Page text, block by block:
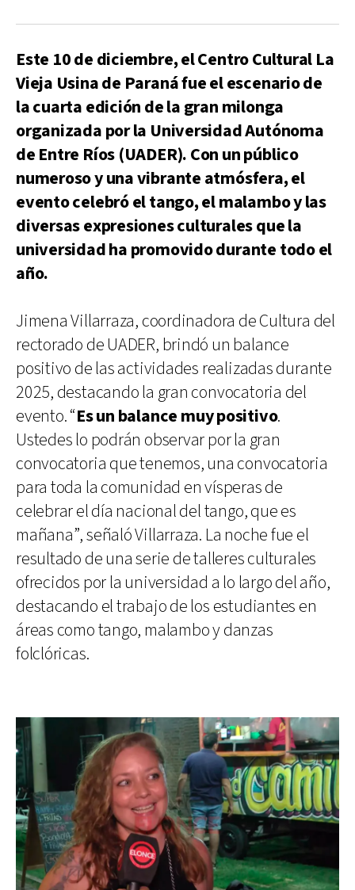
Este 10 de diciembre, el Centro Cultural La
Vieja Usina de Paraná fue el escenario de
la cuarta edición de la gran milonga
organizada por la Universidad Autónoma
de Entre Ríos (UADER). Con un público
numeroso y una vibrante atmósfera, el
evento celebró el tango, el malambo y las
diversas expresiones culturales que la
universidad ha promovido durante todo el
año.
Jimena Villarraza, coordinadora de Cultura del
rectorado de UADER, brindó un balance
positivo de las actividades realizadas durante
2025, destacando la gran convocatoria del
evento. “Es un balance muy positivo.
Ustedes lo podrán observar por la gran
convocatoria que tenemos, una convocatoria
para toda la comunidad en vísperas de
celebrar el día nacional del tango, que es
mañana”, señaló Villarraza. La noche fue el
resultado de una serie de talleres culturales
ofrecidos por la universidad a lo largo del año,
destacando el trabajo de los estudiantes en
áreas como tango, malambo y danzas
folclóricas.